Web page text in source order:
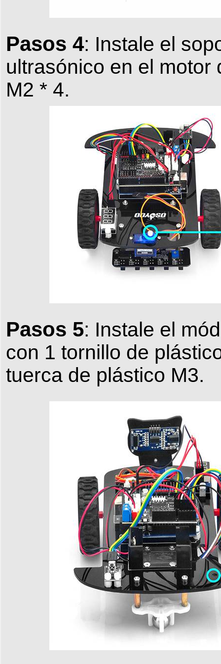
Pasos 4: Instale el
ultrasónico en el
M2 * 4.
Pasos 5: Instale el
con 1 tornillo de
tuerca de plástico M3.